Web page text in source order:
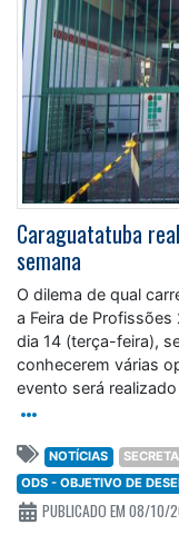
Caraguatatuba
semana
O dilema de qual
a Feira de
dia 14 (terça-feira),
conhecerem várias
evento será
NOTÍCIAS
ODS - OBJETIVO DE
PUBLICADO EM 08/10/